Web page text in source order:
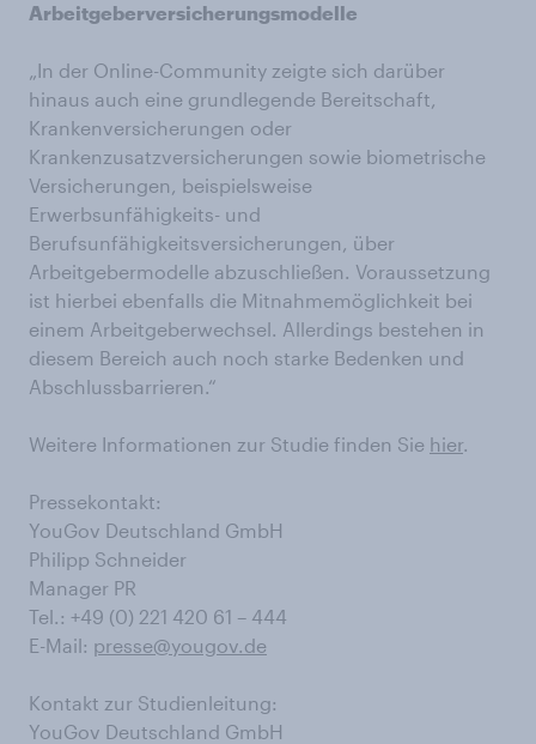
Arbeitgeberversicherungsmodelle
„In der Online-Community zeigte sich darüber
hinaus auch eine grundlegende Bereitschaft,
Krankenversicherungen oder
Krankenzusatzversicherungen sowie biometrische
Versicherungen, beispielsweise
Erwerbsunfähigkeits- und
Berufsunfähigkeitsversicherungen, über
Arbeitgebermodelle abzuschließen. Voraussetzung
ist hierbei ebenfalls die Mitnahmemöglichkeit bei
einem Arbeitgeberwechsel. Allerdings bestehen in
diesem Bereich auch noch starke Bedenken und
Abschlussbarrieren.“
Weitere Informationen zur Studie finden Sie hier.
Pressekontakt:
YouGov Deutschland GmbH
Philipp Schneider
Manager PR
Tel.: +49 (0) 221 420 61 – 444
E-Mail: presse@yougov.de
Kontakt zur Studienleitung:
YouGov Deutschland GmbH